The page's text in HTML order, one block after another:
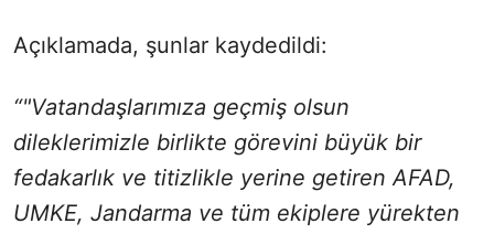
Açıklamada, şunlar kaydedildi:
“"Vatandaşlarımıza geçmiş olsun
dileklerimizle birlikte görevini büyük bir
fedakarlık ve titizlikle yerine getiren AFAD,
UMKE, Jandarma ve tüm ekiplere yürekten